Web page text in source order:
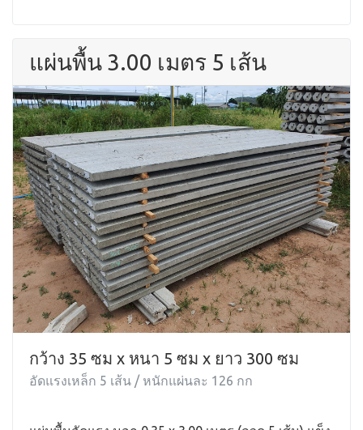
แผ่นพื้น 3.00 เมตร 5 เส้น
กว้าง 35 ซม x หนา 5 ซม x ยาว 300 ซม
อัดแรงเหล็ก 5 เส้น / หนักแผ่นละ 126 กก